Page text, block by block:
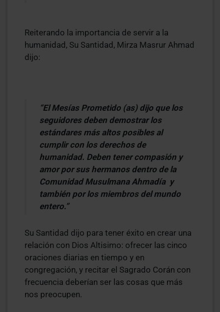
Reiterando la importancia de servir a la
humanidad, Su Santidad, Mirza Masrur Ahmad
dijo:
“El Mesías Prometido (as) dijo que los
seguidores deben demostrar los
estándares más altos posibles al
cumplir con los derechos de
humanidad. Deben tener compasión y
amor por sus hermanos dentro de la
Comunidad Musulmana Ahmadía y
también por los miembros del mundo
entero.”
Su Santidad dijo para tener éxito en crear una
relación con Dios Altisimo: ofrecer las cinco
oraciones diarias en tiempo y en
congregación, y recitar el Sagrado Corán con
frecuencia deberían ser las cosas que más
nos preocupen.